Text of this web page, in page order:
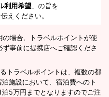
利用希望 」の旨を
えください。
場合、トラベルポイントが使
事前に提携店へご確認くださ
トラベルポイントは、複数の都
施設において、宿泊費へのト
5万円までとなりますのでご注